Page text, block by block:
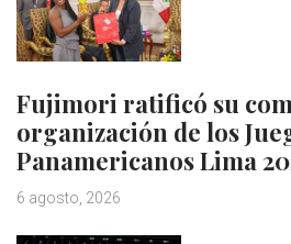
Fujimori ratificó su
organización de los
Panamericanos Lima
6 agosto, 2026